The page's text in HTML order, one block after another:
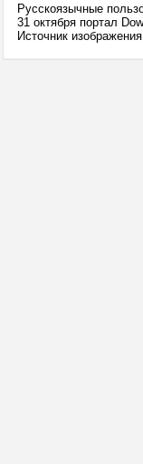
Русскоязычные
31 октября портал
Источник